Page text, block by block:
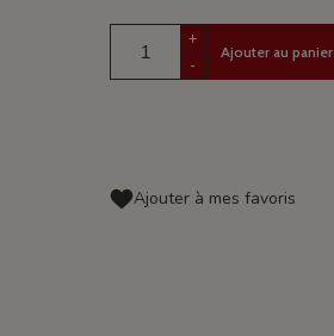
+
-
Ajouter au panier
Ajouter à mes favoris